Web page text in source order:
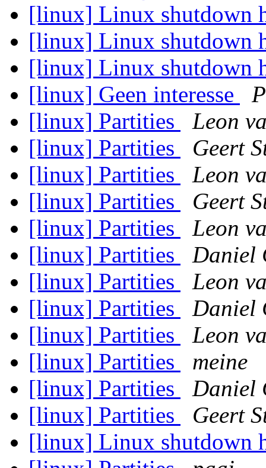
[linux] Linux shutdown
[linux] Linux shutdown
[linux] Linux shutdown
[linux] Geen interesse
[linux] Partities
Leon
[linux] Partities
Geert
[linux] Partities
Leon
[linux] Partities
Geert
[linux] Partities
Leon
[linux] Partities
Daniel
[linux] Partities
Leon
[linux] Partities
Daniel
[linux] Partities
Leon
[linux] Partities
meine
[linux] Partities
Daniel
[linux] Partities
Geert
[linux] Linux shutdown